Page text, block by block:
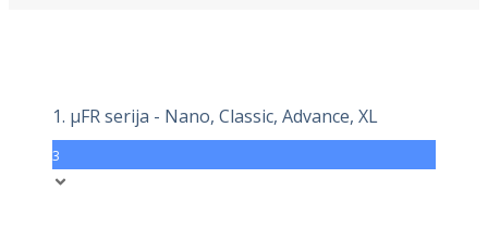
1. μFR serija - Nano, Classic, Advance, XL
3